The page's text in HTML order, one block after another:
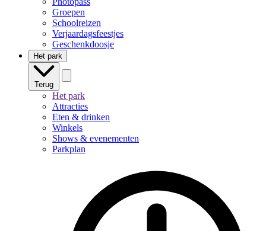
Groepen
Schoolreizen
Verjaardagsfeestjes
Geschenkdoosje
Het park
Terug
Het park
Attracties
Eten & drinken
Winkels
Shows & evenementen
Parkplan